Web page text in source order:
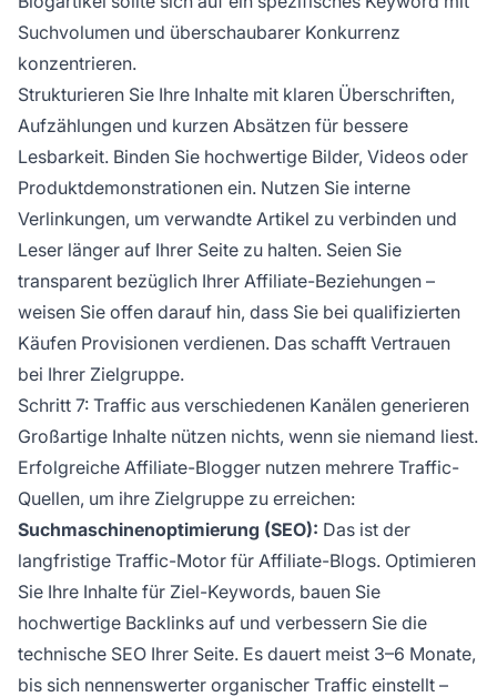
Suchvolumen und überschaubarer Konkurrenz
konzentrieren.
Strukturieren Sie Ihre Inhalte mit klaren Überschriften,
Aufzählungen und kurzen Absätzen für bessere
Lesbarkeit. Binden Sie hochwertige Bilder, Videos oder
Produktdemonstrationen ein. Nutzen Sie interne
Verlinkungen, um verwandte Artikel zu verbinden und
Leser länger auf Ihrer Seite zu halten. Seien Sie
transparent bezüglich Ihrer Affiliate-Beziehungen –
weisen Sie offen darauf hin, dass Sie bei qualifizierten
Käufen Provisionen verdienen. Das schafft Vertrauen
bei Ihrer Zielgruppe.
Schritt 7: Traffic aus verschiedenen Kanälen generieren
Großartige Inhalte nützen nichts, wenn sie niemand liest.
Erfolgreiche Affiliate-Blogger nutzen mehrere Traffic-
Quellen, um ihre Zielgruppe zu erreichen:
Suchmaschinenoptimierung (SEO): Das ist der
langfristige Traffic-Motor für Affiliate-Blogs. Optimieren
Sie Ihre Inhalte für Ziel-Keywords, bauen Sie
hochwertige Backlinks auf und verbessern Sie die
technische SEO Ihrer Seite. Es dauert meist 3–6 Monate,
bis sich nennenswerter organischer Traffic einstellt –